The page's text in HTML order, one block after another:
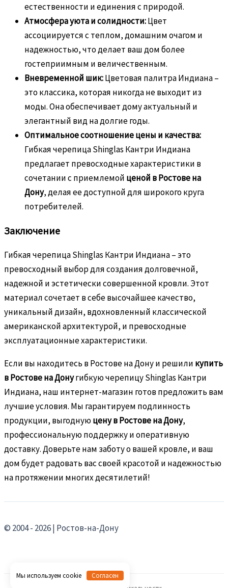
естественности и единения с природой.
Атмосфера уюта и солидности:Цвет
ассоциируется с теплом, домашним очагом и
надежностью, что делает ваш дом более
гостеприимным и величественным.
Вневременной шик:Цветовая палитра Индиана –
это классика, которая никогда не выходит из
моды. Она обеспечивает дому актуальный и
элегантный вид на долгие годы.
Оптимальное соотношение цены и качества:
Гибкая черепица Shinglas Кантри Индиана
предлагает превосходные характеристики в
сочетании с приемлемой ценой в Ростове на
Дону, делая ее доступной для широкого круга
потребителей.
Заключение
Гибкая черепица Shinglas Кантри Индиана – это
превосходный выбор для создания долговечной,
надежной и эстетически совершенной кровли. Этот
материал сочетает в себе высочайшее качество,
уникальный дизайн, вдохновленный классической
американской архитектурой, и превосходные
эксплуатационные характеристики.
Если вы находитесь в Ростове на Дону и решили купить
в Ростове на Донугибкую черепицу Shinglas Кантри
Индиана, наш интернет-магазин готов предложить вам
лучшие условия. Мы гарантируем подлинность
продукции, выгоднуюцену в Ростове на Дону,
профессиональную поддержку и оперативную
доставку. Доверьте нам заботу о вашей кровле, и ваш
дом будет радовать вас своей красотой и надежностью
на протяжении многих десятилетий!
© 2004 - 2026 | Ростов-на-Дону
Мы используем cookie Согласен